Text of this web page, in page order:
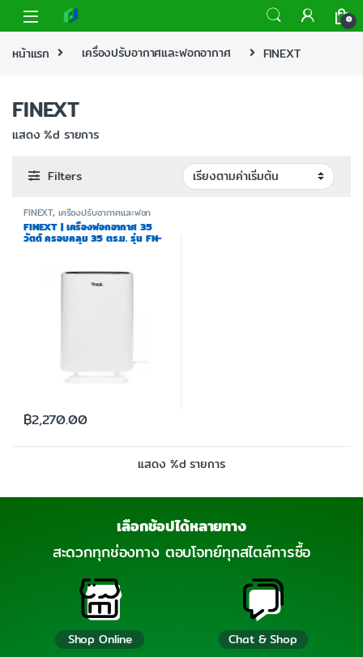
0
หน้าแรก เครื่องปรับอากาศและฟอกอากาศ FINEXT
FINEXT
แสดง %d รายการ
Filters
FINEXT, เครื่องปรับอากาศและฟอก
อากาศ
FINEXT | เครื่องฟอกอากาศ 35
วัตต์ ครอบคลุม 35 ตร.ม. รุ่น FN-
฿2,270.00
แสดง %d รายการ
เลือกช้อปได้หลายทาง
สะดวกทุกช่องทาง ตอบโจทย์ทุกสไตล์การซื้อ
Shop Online
Chat & Shop